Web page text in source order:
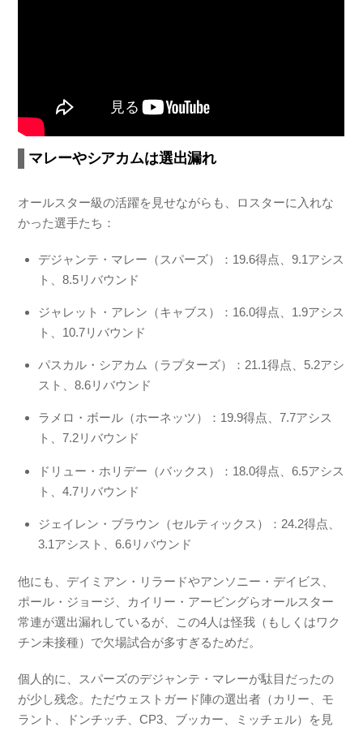
マレーやシアカムは選出漏れ
オールスター級の活躍を見せながらも、ロスターに入れな
かった選手たち：
デジャンテ・マレー（スパーズ）：19.6得点、9.1アシス
ト、8.5リバウンド
ジャレット・アレン（キャブス）：16.0得点、1.9アシス
ト、10.7リバウンド
パスカル・シアカム（ラプターズ）：21.1得点、5.2アシ
スト、8.6リバウンド
ラメロ・ボール（ホーネッツ）：19.9得点、7.7アシス
ト、7.2リバウンド
ドリュー・ホリデー（バックス）：18.0得点、6.5アシス
ト、4.7リバウンド
ジェイレン・ブラウン（セルティックス）：24.2得点、
3.1アシスト、6.6リバウンド
他にも、デイミアン・リラードやアンソニー・デイビス、
ポール・ジョージ、カイリー・アービングらオールスター
常連が選出漏れしているが、この4人は怪我（もしくはワク
チン未接種）で欠場試合が多すぎるためだ。
個人的に、スパーズのデジャンテ・マレーが駄目だったの
が少し残念。ただウェストガード陣の選出者（カリー、モ
ラント、ドンチッチ、CP3、ブッカー、ミッチェル）を見